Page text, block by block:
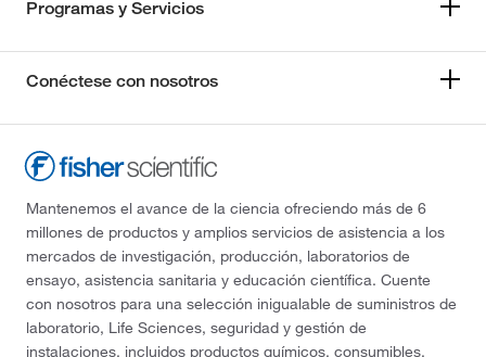
Programas y Servicios
Conéctese con nosotros
Mantenemos el avance de la ciencia ofreciendo más de 6
millones de productos y amplios servicios de asistencia a los
mercados de investigación, producción, laboratorios de
ensayo, asistencia sanitaria y educación científica. Cuente
con nosotros para una selección inigualable de suministros de
laboratorio, Life Sciences, seguridad y gestión de
instalaciones, incluidos productos químicos, consumibles,